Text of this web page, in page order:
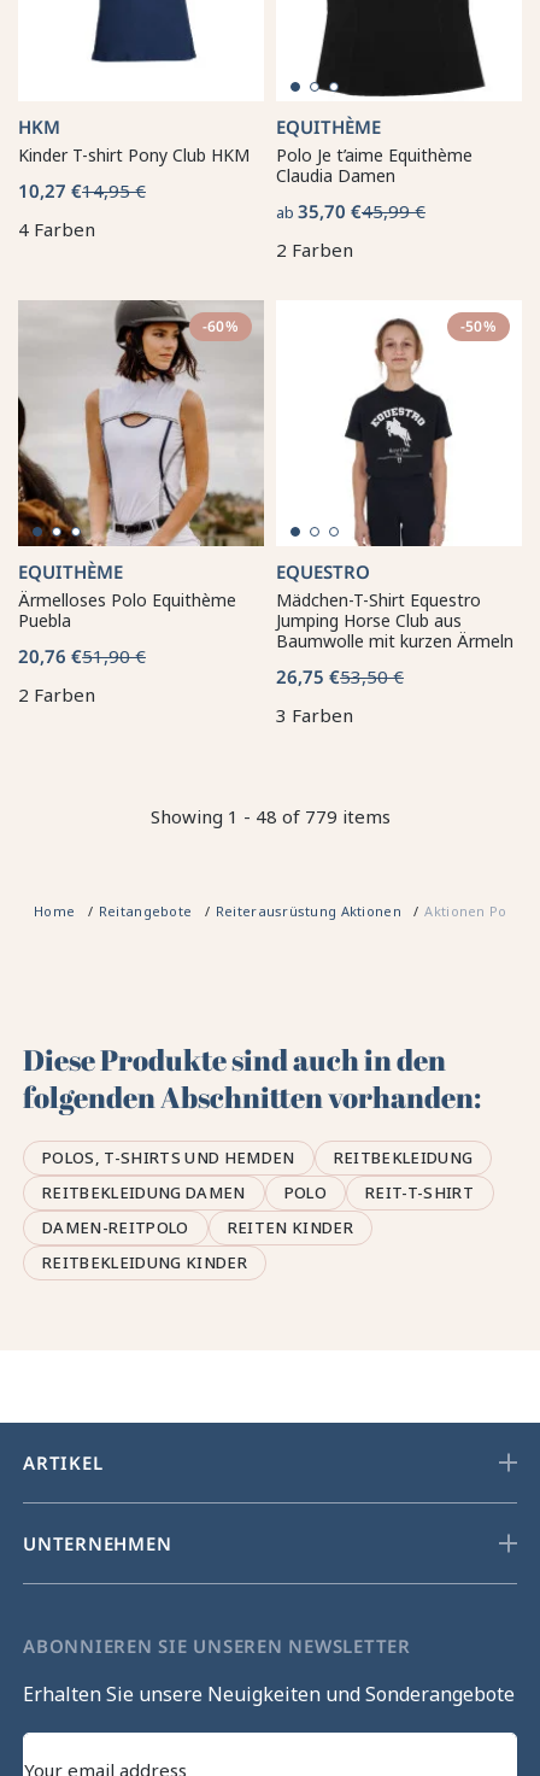
HKM
Kinder T-shirt Pony Club HKM
10,27 €14,95 €
4 Farben
EQUITHÈME
Polo Je t’aime Equithème
Claudia Damen
ab 35,70 €45,99 €
2 Farben
-60%
EQUITHÈME
Ärmelloses Polo Equithème
Puebla
20,76 €51,90 €
2 Farben
-50%
EQUESTRO
Mädchen-T-Shirt Equestro
Jumping Horse Club aus
Baumwolle mit kurzen Ärmeln
26,75 €53,50 €
3 Farben
Showing 1 - 48 of 779 items
Home Reitangebote Reiterausrüstung Aktionen Aktionen Polos,
Diese Produkte sind auch in den
folgenden Abschnitten vorhanden:
POLOS, T-SHIRTS UND HEMDEN
REITBEKLEIDUNG
REITBEKLEIDUNG DAMEN
POLO
REIT-T-SHIRT
DAMEN-REITPOLO
REITEN KINDER
REITBEKLEIDUNG KINDER
ARTIKEL
UNTERNEHMEN
ABONNIEREN SIE UNSEREN NEWSLETTER
Erhalten Sie unsere Neuigkeiten und Sonderangebote